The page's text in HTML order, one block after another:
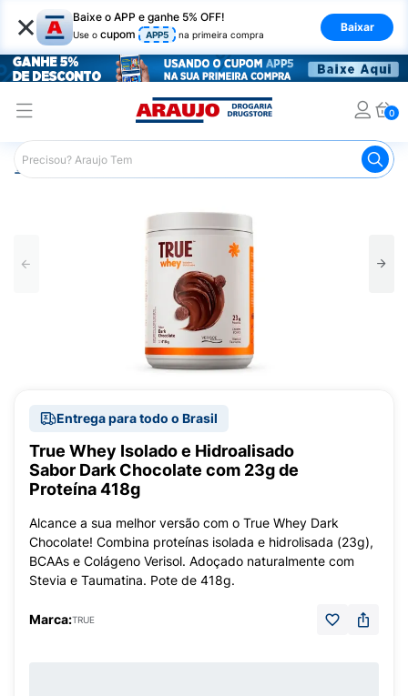
× Baixe o APP e ganhe 5% OFF!
Use o cupom APP5 na primeira compra
Baixar
0
Araujo Nutrição Saudável Suplementos Esportivos
Entrega para todo o Brasil
True Whey Isolado e Hidroalisado
Sabor Dark Chocolate com 23g de
Proteína 418g
Alcance a sua melhor versão com o True Whey Dark
Chocolate! Combina proteínas isolada e hidrolisada (23g),
BCAAs e Colágeno Verisol. Adoçado naturalmente com
Stevia e Taumatina. Pote de 418g.
Marca:TRUE